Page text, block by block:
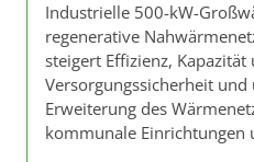
Industrielle 500-kW-
regenerative
steigert Effizienz, Kapazität
Versorgungssicherheit
Erweiterung des
kommunale Einrichtungen